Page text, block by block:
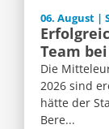
06. August |
Team
Die
2026 sind
hätte der
Bere...